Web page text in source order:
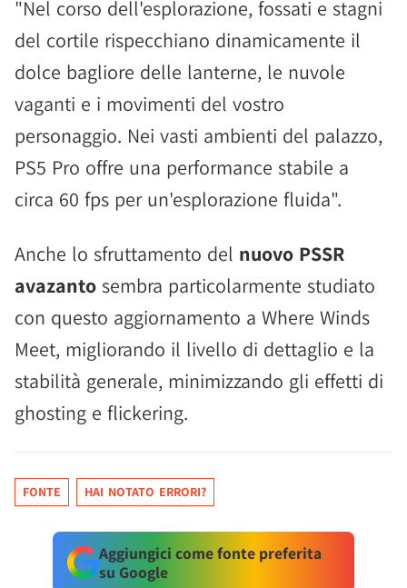
"Nel corso dell'esplorazione, fossati e stagni
del cortile rispecchiano dinamicamente il
dolce bagliore delle lanterne, le nuvole
vaganti e i movimenti del vostro
personaggio. Nei vasti ambienti del palazzo,
PS5 Pro offre una performance stabile a
circa 60 fps per un'esplorazione fluida".
Anche lo sfruttamento del nuovo PSSR
avazanto sembra particolarmente studiato
con questo aggiornamento a Where Winds
Meet, migliorando il livello di dettaglio e la
stabilità generale, minimizzando gli effetti di
ghosting e flickering.
FONTE HAI NOTATO ERRORI?
Aggiungici come fonte preferita
su Google